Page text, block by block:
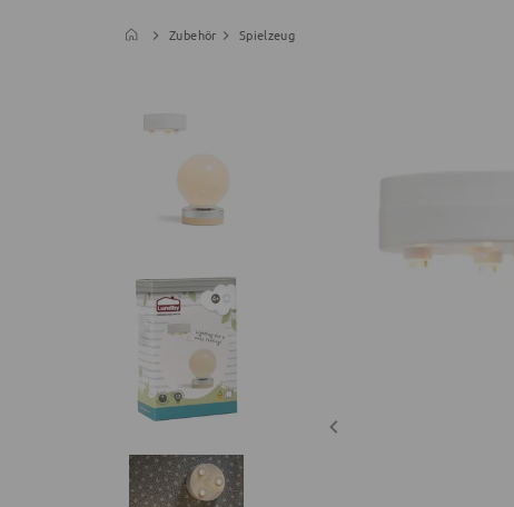
Zubehör Spielzeug